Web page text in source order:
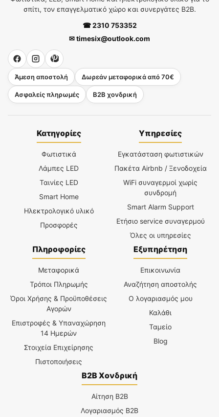
σπίτι, τον επαγγελματικό χώρο και συνεργάτες B2B.
☎ 2310 753352
✉ timesix@outlook.com
Άμεση αποστολή Δωρεάν μεταφορικά από 70€
Ασφαλείς πληρωμές B2B χονδρική
Κατηγορίες
Φωτιστικά
Λάμπες LED
Ταινίες LED
Smart Home
Ηλεκτρολογικό υλικό
Προσφορές
Υπηρεσίες
Εγκατάσταση φωτιστικών
Πακέτα Airbnb / Ξενοδοχεία
WiFi συναγερμοί χωρίς
συνδρομή
Smart Alarm Support
Ετήσιο service συναγερμού
Όλες οι υπηρεσίες
Πληροφορίες
Μεταφορικά
Τρόποι Πληρωμής
Όροι Χρήσης & Προϋποθέσεις
Αγορών
Επιστροφές & Υπαναχώρηση
14 Ημερών
Στοιχεία Επιχείρησης
Πιστοποιήσεις
Εξυπηρέτηση
Επικοινωνία
Αναζήτηση αποστολής
Ο λογαριασμός μου
Καλάθι
Ταμείο
Blog
B2B Χονδρική
Αίτηση B2B
Λογαριασμός B2B